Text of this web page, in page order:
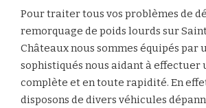
Pour traiter tous vos problèmes de
remorquage de poids lourds sur
Châteaux nous sommes équipés par
sophistiqués nous aidant à effectuer
complète et en toute rapidité. En
disposons de divers véhicules